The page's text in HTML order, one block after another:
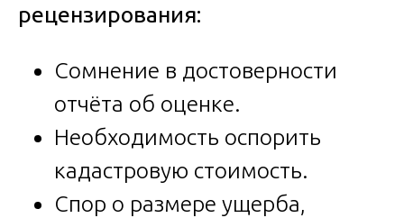
рецензирования:
Сомнение в достоверности
отчёта об оценке.
Необходимость оспорить
кадастровую стоимость.
Спор о размере ущерба,